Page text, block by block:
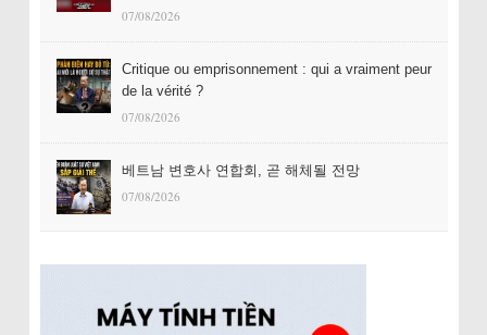
07/08/2026
Critique ou emprisonnement : qui a vraiment peur
de la vérité ?
07/08/2026
베트남 변호사 연합회, 곧 해체될 전망
07/08/2026